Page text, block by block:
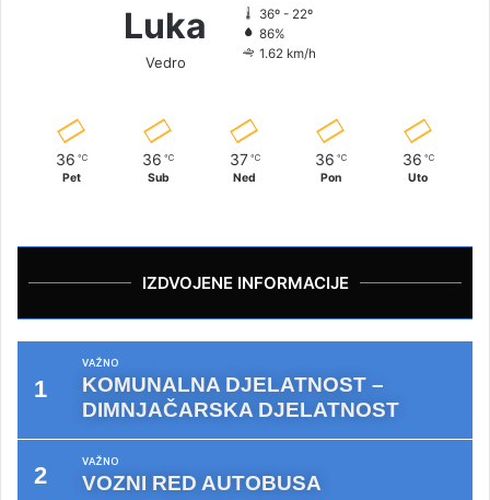
Luka
Vedro
36º - 22º
86%
1.62 km/h
36 ℃
Pet
36 ℃
Sub
37 ℃
Ned
36 ℃
Pon
36 ℃
Uto
IZDVOJENE INFORMACIJE
VAŽNO
KOMUNALNA DJELATNOST –
DIMNJAČARSKA DJELATNOST
VAŽNO
VOZNI RED AUTOBUSA